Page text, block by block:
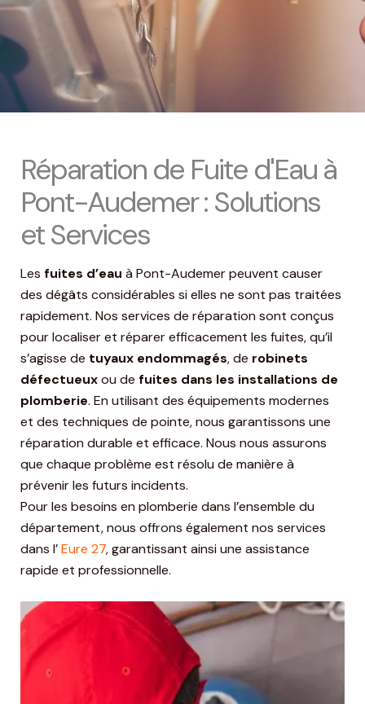
Réparation de Fuite d'Eau à
Pont-Audemer : Solutions
et Services
Les fuites d’eau à Pont-Audemer peuvent causer
des dégâts considérables si elles ne sont pas traitées
rapidement. Nos services de réparation sont conçus
pour localiser et réparer efficacement les fuites, qu’il
s’agisse de tuyaux endommagés, de robinets
défectueuxou de fuites dans les installations de
plomberie. En utilisant des équipements modernes
et des techniques de pointe, nous garantissons une
réparation durable et efficace. Nous nous assurons
que chaque problème est résolu de manière à
prévenir les futurs incidents.
Pour les besoins en plomberie dans l’ensemble du
département, nous offrons également nos services
dans l’Eure 27, garantissant ainsi une assistance
rapide et professionnelle.